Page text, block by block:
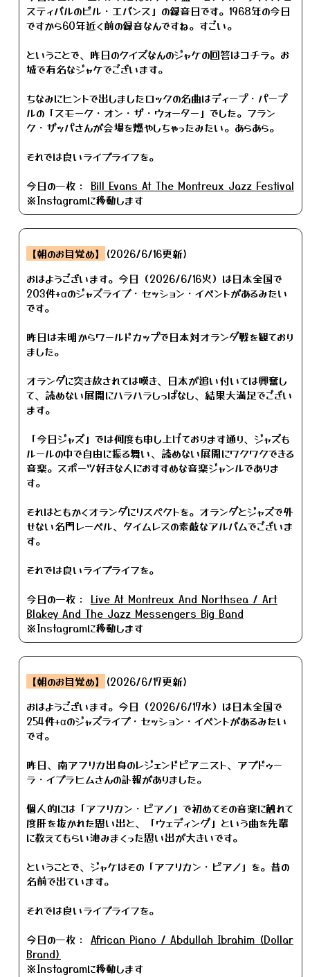
スティバルのビル・エバンス」の録音日です。1968年の今日
ですから60年近く前の録音なんですね。すごい。
ということで、昨日のクイズなんのジャケの回答はコチラ。お
城で有名なジャケでございます。
ちなみにヒントで出しましたロックの名曲はディープ・パープ
ルの「スモーク・オン・ザ・ウォーター」でした。フラン
ク・ザッパさんが会場を燃やしちゃったみたい。あらあら。
それでは良いライブライフを。
今日の一枚： Bill Evans At The Montreux Jazz Festival
※Instagramに移動します
【朝のお目覚め】
(2026/6/16更新)
おはようございます。今日（2026/6/16火）は日本全国で
203件+αのジャズライブ・セッション・イベントがあるみたい
です。
昨日は未明からワールドカップで日本対オランダ戦を観ており
ました。
オランダに突き放されては嘆き、日本が追い付いては興奮し
て、読めない展開にハラハラしっぱなし、結果大満足でござい
ます。
「今日ジャズ」では何度も申し上げております通り、ジャズも
ルールの中で自由に振る舞い、読めない展開にワクワクできる
音楽。スポーツ好きな人におすすめな音楽ジャンルでありま
す。
それはともかくオランダにリスペクトを。オランダとジャズで外
せない名門レーベル、タイムレスの素敵なアルバムでございま
す。
それでは良いライブライフを。
今日の一枚： Live At Montreux And Northsea / Art
Blakey And The Jazz Messengers Big Band
※Instagramに移動します
【朝のお目覚め】
(2026/6/17更新)
おはようございます。今日（2026/6/17水）は日本全国で
254件+αのジャズライブ・セッション・イベントがあるみたい
です。
昨日、南アフリカ出身のレジェンドピアニスト、アブドゥー
ラ・イブラヒムさんの訃報がありました。
個人的には「アフリカン・ピアノ」で初めてその音楽に触れて
度肝を抜かれた思い出と、「ウェディング」という曲を先輩
に教えてもらい沁みまくった思い出が大きいです。
ということで、ジャケはその「アフリカン・ピアノ」を。昔の
名前で出ています。
それでは良いライブライフを。
今日の一枚： African Piano / Abdullah Ibrahim (Dollar
Brand)
※Instagramに移動します